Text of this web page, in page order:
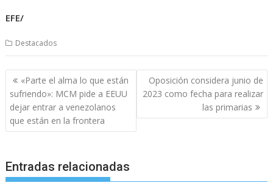
EFE/
Destacados
Navegación
de
entradas
«Parte el alma lo que están
sufriendo»: MCM pide a EEUU
dejar entrar a venezolanos
que están en la frontera
Oposición considera junio de
2023 como fecha para realizar
las primarias
Entradas relacionadas